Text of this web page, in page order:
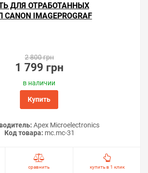
работы принтера,
чернил для принтера
GP-2000 — оформите заказ или
консультанту. Мы ответим на
сделать печать на принтере
ДЛЯ ОТРАБОТАННЫХ
IMAGEPROGRAF
2 800 грн
1 799 грн
в наличии
Купить
Apex Microelectronics
Код товара: mc.mc-31
сравнить купить в 1 клик